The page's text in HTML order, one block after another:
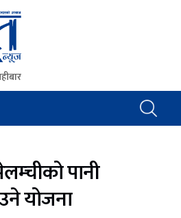
आवाज
पानी
योजना